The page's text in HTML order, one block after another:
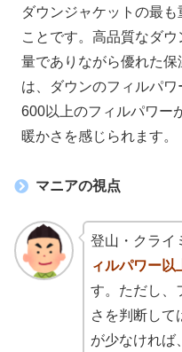
ダウンジャケットの最
ことです。高品質なダ
量でありながら優れた
は、ダウンのフィルパワ
600以上のフィルパワー
暖かさを感じられます。
マニアの視点
登山・クライ
ィルパワー以
す。ただし、
さを判断して
が少なければ